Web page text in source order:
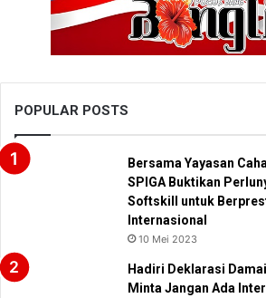
POPULAR POSTS
Bersama Yayasan
SPIGA Buktikan
Softskill untuk
Internasional
10 Mei 2023
Hadiri Deklarasi
Minta Jangan Ada